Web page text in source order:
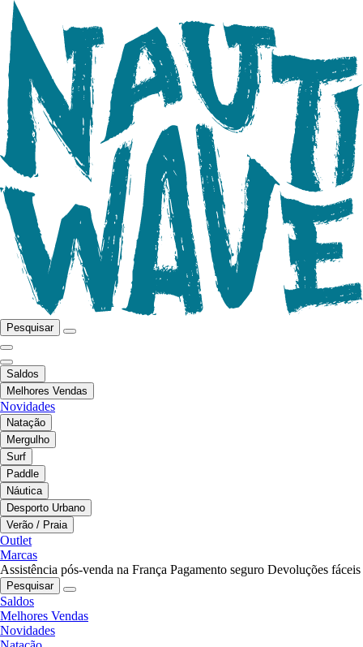
Pesquisar
Saldos
Melhores Vendas
Novidades
Natação
Mergulho
Surf
Paddle
Náutica
Desporto Urbano
Verão / Praia
Outlet
Marcas
Assistência pós-venda na França Pagamento seguro Devoluções fáceis
Pesquisar
Saldos
Melhores Vendas
Novidades